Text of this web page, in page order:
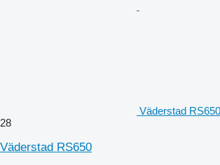
Väderstad
28
Väderstad RS650